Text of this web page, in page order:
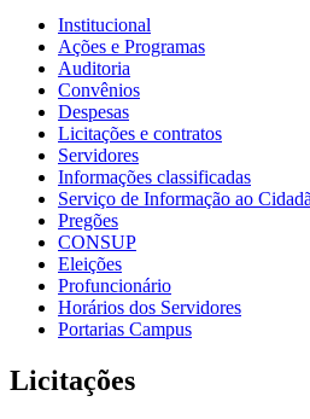
Institucional
Ações e Programas
Auditoria
Convênios
Despesas
Licitações e contratos
Servidores
Informações classificadas
Serviço de Informação ao
Pregões
CONSUP
Eleições
Profuncionário
Horários dos Servidores
Portarias Campus
Licitações